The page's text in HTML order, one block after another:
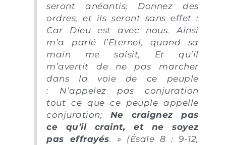
seront anéantis; Donnez des
ordres, et ils seront sans effet :
Car Dieu est avec nous. Ainsi
m’a parlé l’Eternel, quand sa
main me saisit, Et qu’il
m’avertit de ne pas marcher
dans la voie de ce peuple
: N’appelez pas conjuration
tout ce que ce peuple appelle
conjuration; Ne craignez pas
ce qu’il craint, et ne soyez
pas effrayés. » (Ésaïe 8 : 9-12,